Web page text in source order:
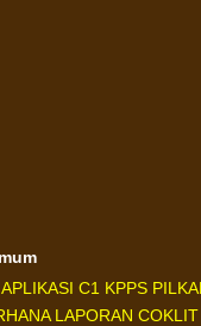
C1 KPPS
LAPORAN